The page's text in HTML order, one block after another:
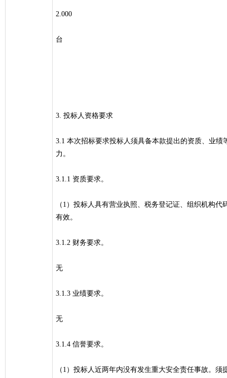
2.000
台
3. 投标人资格要求
3.1 本次招标要求投标人须具备本款提出的资质、业
力。
3.1.1 资质要求。
（1）投标人具有营业执照、税务登记证、组织机构
有效。
3.1.2 财务要求。
无
3.1.3 业绩要求。
无
3.1.4 信誉要求。
（1）投标人近两年内没有发生重大安全责任事故。